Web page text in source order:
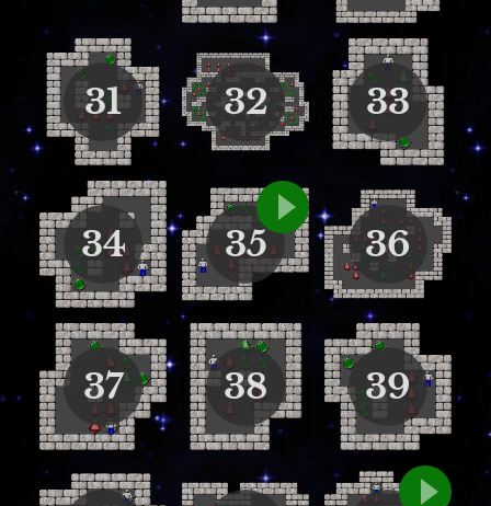
31 32 33
34 35 36
37 38 39